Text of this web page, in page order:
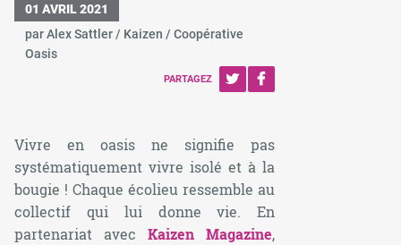
01 AVRIL 2021
par Alex Sattler / Kaizen / Coopérative
Oasis
PARTAGEZ
Vivre en oasis ne signifie pas
systématiquement vivre isolé et à la
bougie ! Chaque écolieu ressemble au
collectif qui lui donne vie. En
partenariat avecKaizen Magazine,